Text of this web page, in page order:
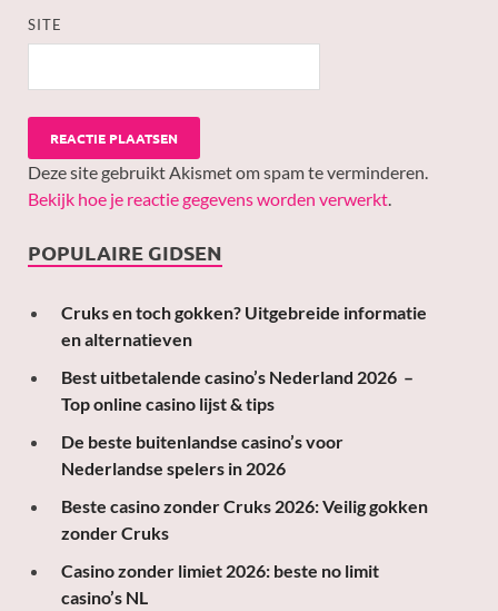
SITE
Deze site gebruikt Akismet om spam te verminderen.
Bekijk hoe je reactie gegevens worden verwerkt
POPULAIRE GIDSEN
Cruks en toch gokken? Uitgebreide informatie
en alternatieven
Best uitbetalende casino’s Nederland 2026 –
Top online casino lijst & tips
De beste buitenlandse casino’s voor
Nederlandse spelers in 2026
Beste casino zonder Cruks 2026: Veilig gokken
zonder Cruks
Casino zonder limiet 2026: beste no limit
casino’s NL